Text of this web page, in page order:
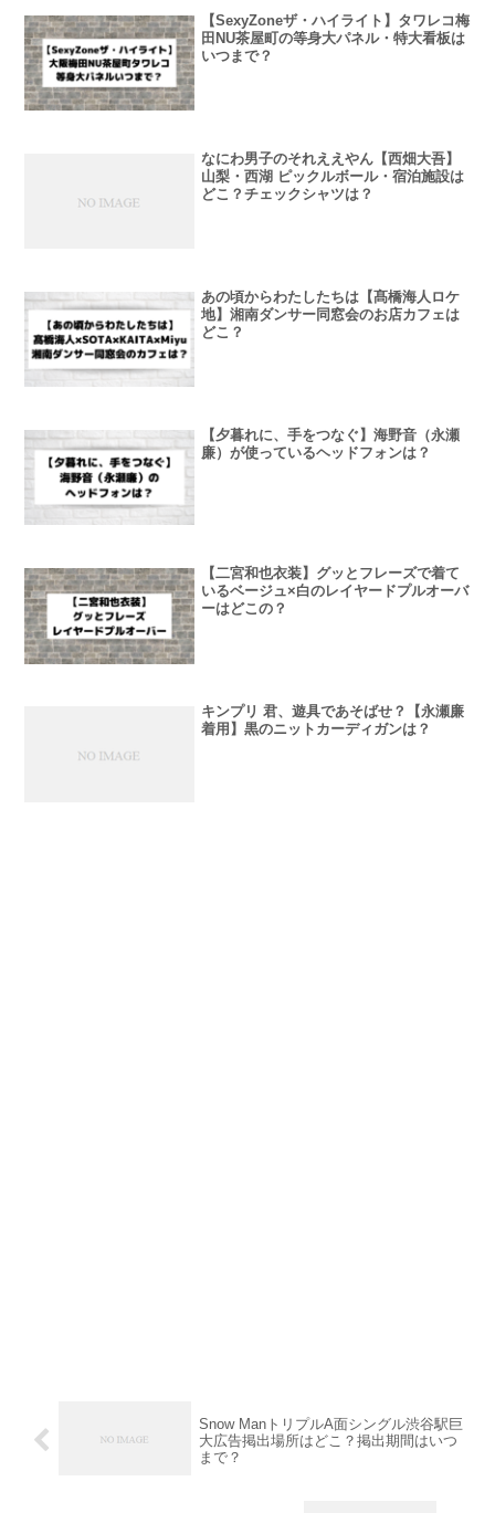
【SexyZoneザ・ハイライト】タワレコ梅
田NU茶屋町の等身大パネル・特大看板は
いつまで？
なにわ男子のそれええやん【西畑大吾】
山梨・西湖 ピックルボール・宿泊施設は
どこ？チェックシャツは？
あの頃からわたしたちは【髙橋海人ロケ
地】湘南ダンサー同窓会のお店カフェは
どこ？
【夕暮れに、手をつなぐ】海野音（永瀬
廉）が使っているヘッドフォンは？
【二宮和也衣装】グッとフレーズで着て
いるベージュ×白のレイヤードプルオーバ
ーはどこの？
キンプリ 君、遊具であそばせ？【永瀬廉
着用】黒のニットカーディガンは？
Snow ManトリプルA面シングル渋谷駅巨
大広告掲出場所はどこ？掲出期間はいつ
まで？